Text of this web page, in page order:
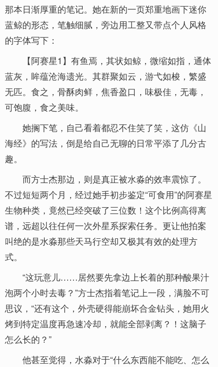
那本日渐厚重的笔记。她在新的一页郑重地画下迷你
蓝鲸的形态，笔触细腻，旁边用工整又带点个人风格
的字体写下：
【阿赛星1】有鱼焉，其状如鲸，微缩如指，通体
蓝灰，眸蕴沧海遗光。其群聚如云，游弋如梭，繁盛
无匹。食之，骨酥肉鲜，焦香盈口，味极佳，无毒，
可饱腹，食之美味。
她搁下笔，自己看着都忍不住笑了笑，这仿《山
海经》的写法，倒是给自己无聊的日常平添了几分古
趣。
而方士杰那边，则是真正被水淼的效率震惊了。
不过短短两个月，经过她手初步鉴定“可食用”的阿赛星
生物种类，竟然已经突破了三位数！这个比例高得离
谱，远超以往任何一次外星系探索任务。更让他拍案
叫绝的是水淼那些天马行空却又极其有效的处理方
式。
“这玩意儿……居然要先拿边上长着的那种酸果汁
泡两个小时去毒？”方士杰指着笔记上一段，满脸不可
思议，“还有这个，外壳硬得能崩坏合金钻头，她用火
烤到特定温度再急速冷却，就能全部剥离？！这脑子
怎么长的？”
他甚至觉得，水淼对于“什么东西能不能吃、怎么